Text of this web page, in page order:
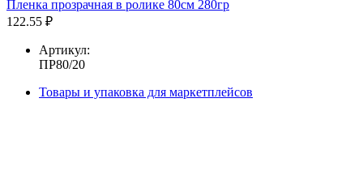
Пленка прозрачная в ролике 80см 280гр
122.55 ₽
Артикул:
ПР80/20
Товары и упаковка для маркетплейсов